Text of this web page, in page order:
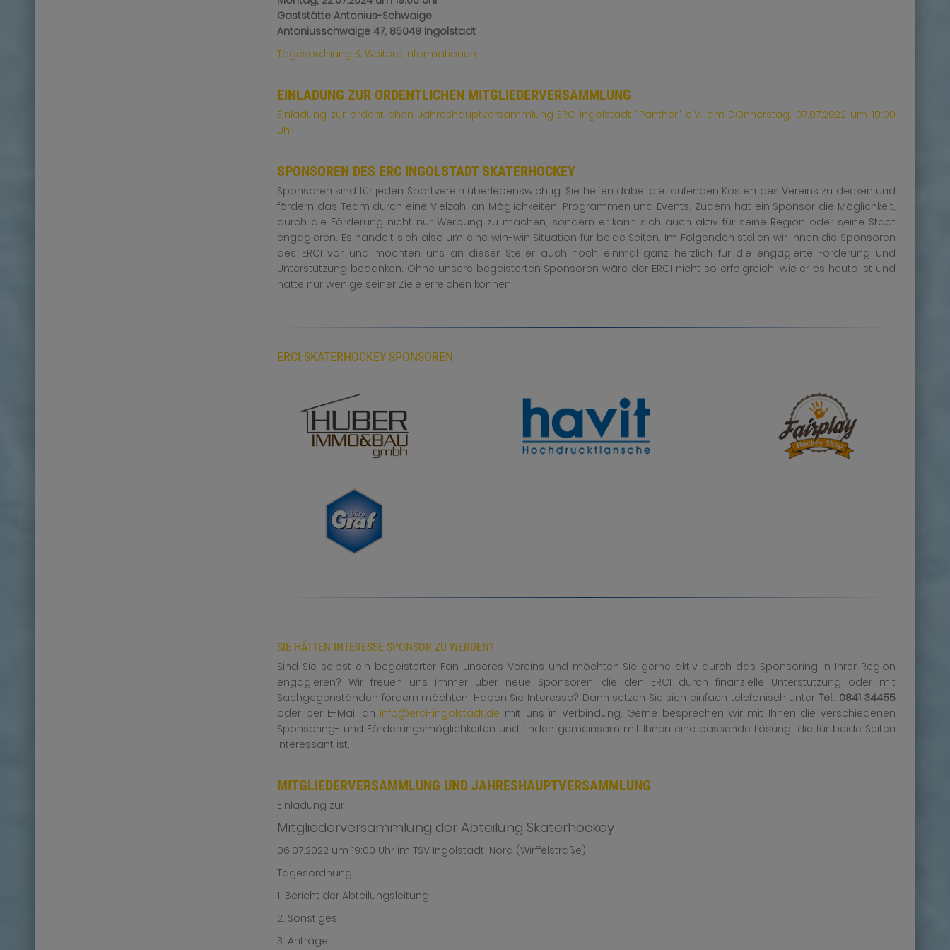
Gaststätte Antonius-Schwaige
Antoniusschwaige 47, 85049 Ingolstadt
Tagesordnung & Weitere Informationen
EINLADUNG ZUR ORDENTLICHEN MITGLIEDERVERSAMMLUNG
Einladung zur ordentlichen Jahreshauptversammlung ERC Ingolstadt "Panther" e.V. am DOnnerstag, 07.07.2022 um 19:00
Uhr
SPONSOREN DES ERC INGOLSTADT SKATERHOCKEY
Sponsoren sind für jeden Sportverein überlebenswichtig. Sie helfen dabei die laufenden Kosten des Vereins zu decken und
fördern das Team durch eine Vielzahl an Möglichkeiten, Programmen und Events. Zudem hat ein Sponsor die Möglichkeit,
durch die Förderung nicht nur Werbung zu machen, sondern er kann sich auch aktiv für seine Region oder seine Stadt
engagieren. Es handelt sich also um eine win-win Situation für beide Seiten. Im Folgenden stellen wir Ihnen die Sponsoren
des ERCI vor und möchten uns an dieser Steller auch noch einmal ganz herzlich für die engagierte Förderung und
Unterstützung bedanken. Ohne unsere begeisterten Sponsoren wäre der ERCI nicht so erfolgreich, wie er es heute ist und
hätte nur wenige seiner Ziele erreichen können.
ERCI SKATERHOCKEY SPONSOREN
SIE HÄTTEN INTERESSE SPONSOR ZU WERDEN?
Sind Sie selbst ein begeisterter Fan unseres Vereins und möchten Sie gerne aktiv durch das Sponsoring in Ihrer Region
engagieren? Wir freuen uns immer über neue Sponsoren, die den ERCI durch finanzielle Unterstützung oder mit
Sachgegenständen fördern möchten. Haben Sie Interesse? Dann setzen Sie sich einfach telefonisch unter Tel.: 0841 34455
oder per E-Mail an info@erci-ingolstadt.de mit uns in Verbindung. Gerne besprechen wir mit Ihnen die verschiedenen
Sponsoring- und Förderungsmöglichkeiten und finden gemeinsam mit Ihnen eine passende Lösung, die für beide Seiten
interessant ist.
MITGLIEDERVERSAMMLUNG UND JAHRESHAUPTVERSAMMLUNG
Einladung zur
Mitgliederversammlung der Abteilung Skaterhockey
06.07.2022 um 19:00 Uhr im TSV Ingolstadt-Nord (Wirffelstraße)
Tagesordnung:
1. Bericht der Abteilungsleitung
2. Sonstiges
3. Anträge